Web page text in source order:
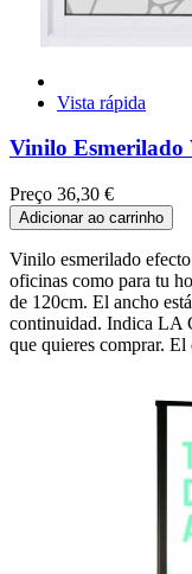
Vista rápida
Vinilo Esmerilado
Preço 36,30 €
Adicionar ao carrinho
Vinilo esmerilado
oficinas como para tu
de 120cm. El ancho
continuidad. Indica
que quieres comprar.